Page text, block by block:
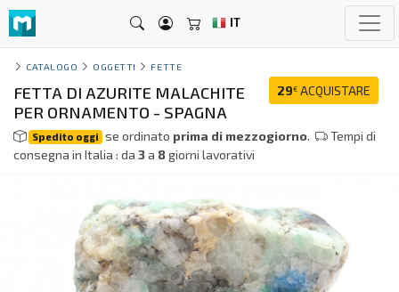
IT
CATALOGO OGGETTI FETTE
29€ ACQUISTARE
FETTA DI AZURITE MALACHITE
PER ORNAMENTO - SPAGNA
Spedito oggi se ordinato prima di mezzogiorno.
Tempi di
consegna in Italia : da 3a 8giorni lavorativi